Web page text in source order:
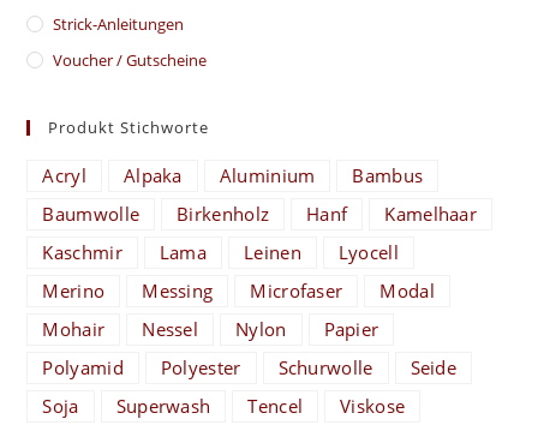
Strick-Anleitungen
Voucher / Gutscheine
Produkt Stichworte
Acryl Alpaka Aluminium
Bambus
Baumwolle
Birkenholz Hanf
Kamelhaar
Kaschmir
Lama Leinen
Lyocell
Merino
Messing Microfaser
Modal
Mohair
Nessel Nylon
Papier
Polyamid
Polyester Schurwolle
Seide
Soja
Superwash Tencel
Viskose